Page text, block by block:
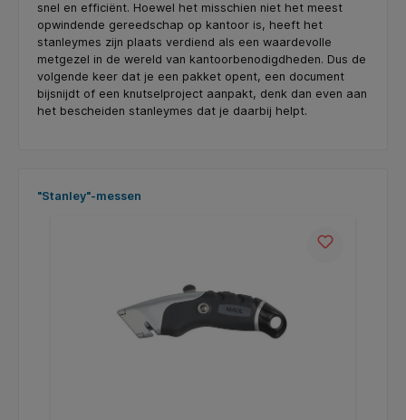
snel en efficiënt. Hoewel het misschien niet het meest
opwindende gereedschap op kantoor is, heeft het
stanleymes zijn plaats verdiend als een waardevolle
metgezel in de wereld van kantoorbenodigdheden. Dus de
volgende keer dat je een pakket opent, een document
bijsnijdt of een knutselproject aanpakt, denk dan even aan
het bescheiden stanleymes dat je daarbij helpt.
Skip product gallery
"Stanley"-messen